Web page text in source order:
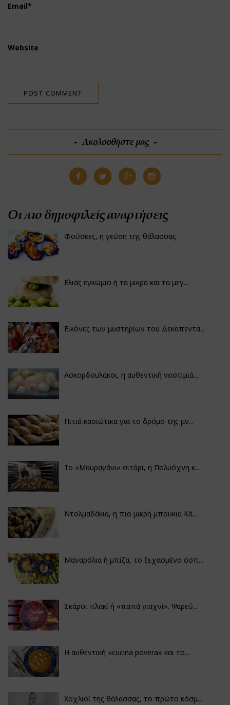
Email*
Website
Ακολουθήστε μας
Οι πιο δημοφιλείς αναρτήσεις
Φούσκες, η γεύση της θάλασσας
Ελιάς εγκώμιο ή τα μικρά και τα μεγ...
Εικόνες των μυστηρίων του Δεκαπεντα...
Ασκορδουλάκοι, η αυθεντική νοστιμιά...
Πιτιά κασιώτικα για το δρόμο της μν...
Το «Μαυραγάνι» σιτάρι, η Πολυόχνη κ...
Ντολμαδάκια, η πιο μικρή μπουκιά Κά...
Μαναρόλια ή μπίζα, το ξεχασμένο όσπ...
Σκάροι πλακί ή «παπά γιαχνί». Ψαρεύ...
Η αυθεντική «cucina povera» και το...
Χοχλιοί της θάλασσας, το πρώτο κόσμ...